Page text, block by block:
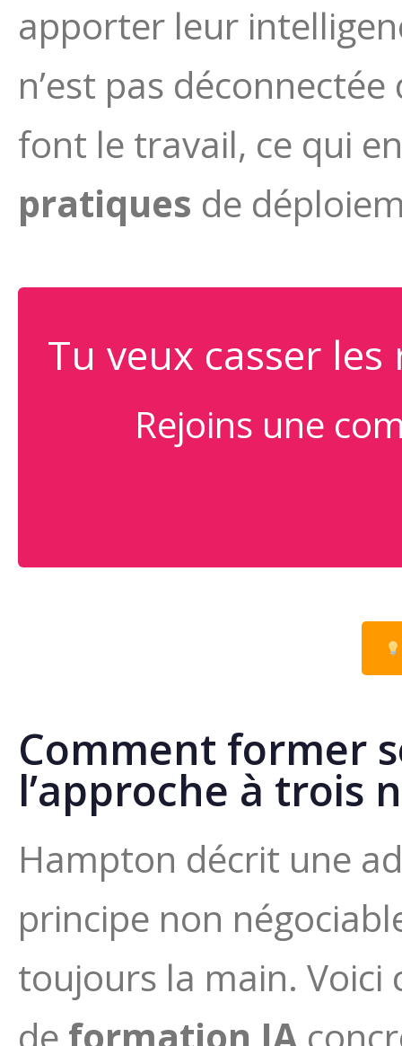
apporter leur
n’est pas
font le travail, ce qui
pratiques de
Tu veux casser
Rejoins une
Comment former
l’approche à trois
Hampton décrit une
principe non
toujours la main.